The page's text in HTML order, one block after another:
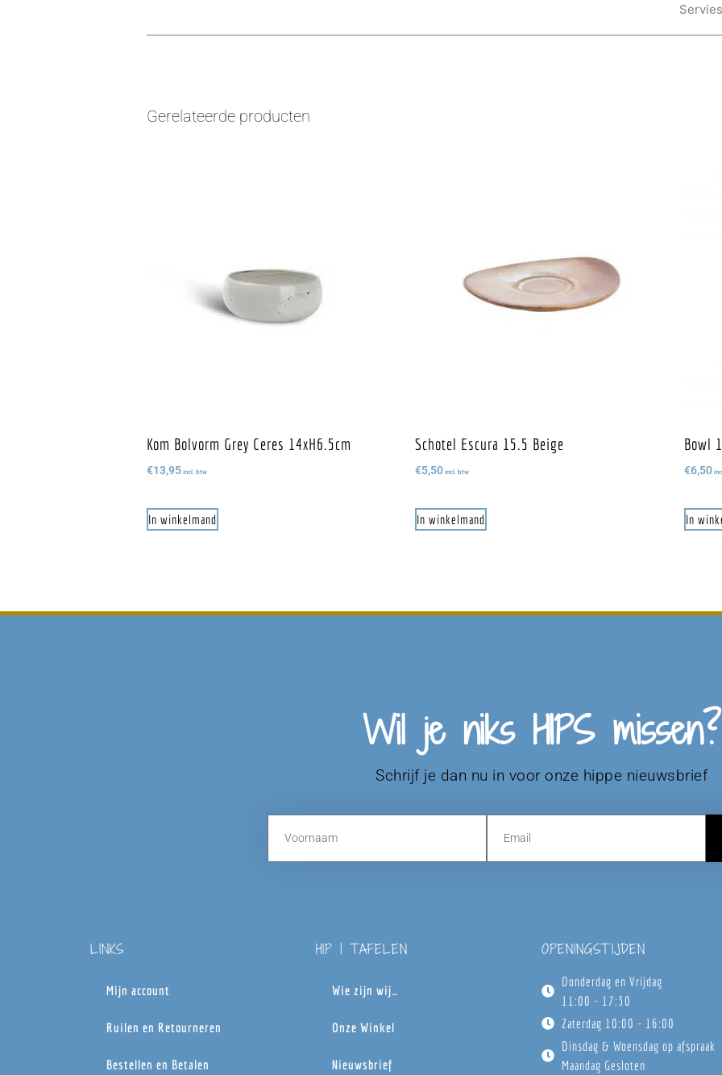
Servies
Gerelateerde producten
Kom Bolvorm Grey Ceres 14xH6.5cm
€13,95 incl. btw
In winkelmand
Schotel Escura 15.5 Beige
€5,50 incl. btw
In winkelmand
Bowl
€6,50
In
Wil je niks HIPS missen?
Schrijf je dan nu in voor onze hippe nieuwsbrief
LINKS
Mijn account
Ruilen en Retourneren
Bestellen en Betalen
HIP | TAFELEN
Wie zijn wij…
Onze Winkel
Nieuwsbrief
OPENINGSTIJDEN
Donderdag en Vrijdag
11:00 - 17:30
Zaterdag 10:00 - 16:00
Dinsdag & Woensdag op afspraak
Maandag Gesloten